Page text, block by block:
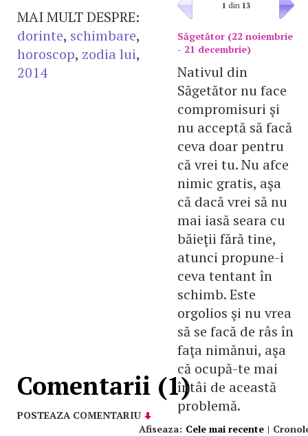
1 din 13
Săgetător (22 noiembrie
- 21 decembrie)
Nativul din
Săgetător nu face
compromisuri şi
nu acceptă să facă
ceva doar pentru
că vrei tu. Nu afce
nimic gratis, aşa
că dacă vrei să nu
mai iasă seara cu
băieţii fără tine,
atunci propune-i
ceva tentant în
schimb. Este
orgolios şi nu vrea
să se facă de râs în
faţa nimănui, aşa
că ocupă-te mai
întâi de această
problemă.
MAI MULT DESPRE:
dorinte, schimbare,
horoscop, zodia lui,
2014
Comentarii (1)
POSTEAZA COMENTARIU
Afiseaza: Cele mai recente |